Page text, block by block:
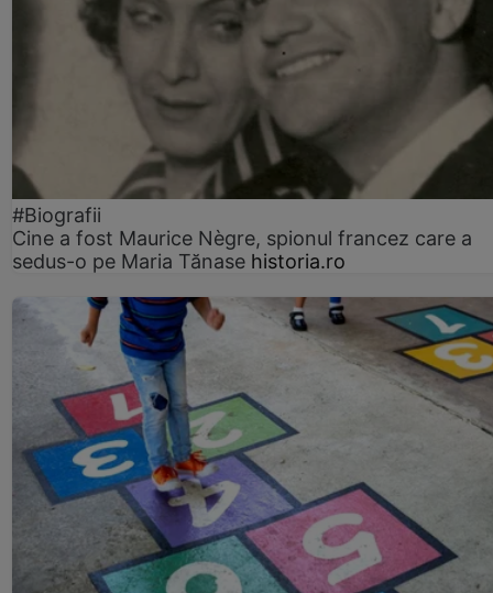
#Biografii
Cine a fost Maurice Nègre, spionul francez care a
sedus-o pe Maria Tănase historia.ro